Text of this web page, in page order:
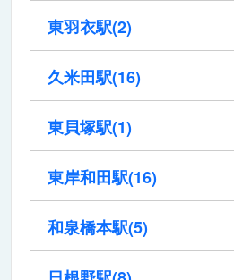
東羽衣駅(2)
久米田駅(16)
東貝塚駅(1)
東岸和田駅(16)
和泉橋本駅(5)